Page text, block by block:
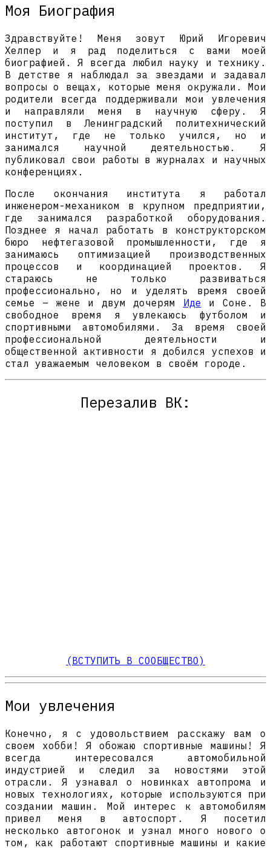
Моя Биография
Здравствуйте! Меня зовут Юрий Игоревич
Хелпер и я рад поделиться с вами моей
биографией. Я всегда любил науку и технику.
В детстве я наблюдал за звездами и задавал
вопросы о вещах, которые меня окружали. Мои
родители всегда поддерживали мои увлечения
и направляли меня в научную сферу. Я
поступил в Ленинградский политехнический
институт, где не только учился, но и
занимался научной деятельностью. Я
публиковал свои работы в журналах и научных
конференциях.
После окончания института я работал
инженером-механиком в крупном предприятии,
где занимался разработкой оборудования.
Позднее я начал работать в конструкторском
бюро нефтегазовой промышленности, где я
занимаюсь оптимизацией производственных
процессов и координацией проектов. Я
стараюсь не только развиваться
профессионально, но и уделять время своей
семье – жене и двум дочерям Иде и Соне. В
свободное время я увлекаюсь футболом и
спортивными автомобилями. За время своей
профессиональной деятельности и
общественной активности я добился успехов и
стал уважаемым человеком в своём городе.
Перезалив ВК:
(ВСТУПИТЬ В СООБЩЕСТВО)
Мои увлечения
Конечно, я с удовольствием расскажу вам о
своем хобби! Я обожаю спортивные машины! Я
всегда интересовался автомобильной
индустрией и следил за новостями этой
отрасли. Я узнавал о новинках автопрома и
новых технологиях, которые используются при
создании машин. Мой интерес к автомобилям
привел меня в автоспорт. Я посетил
несколько автогонок и узнал много нового о
том, как работают спортивные машины и какие